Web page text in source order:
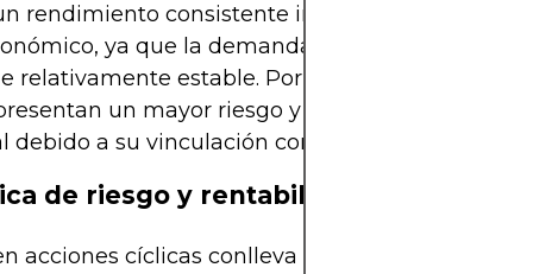
rendimiento consistente independientemente
ya que la demanda de sus productos se
relativamente estable. Por el contrario, las
un mayor riesgo y una mayor
debido a su vinculación con los cambios
de riesgo y rentabilidad
acciones cíclicas conlleva el potencial de